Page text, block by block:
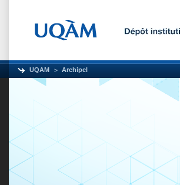
UQAM Archipel